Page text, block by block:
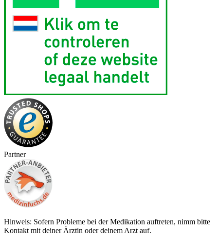
Partner
Hinweis: Sofern Probleme bei der Medikation auftreten, nimm bitte
Kontakt mit deiner Ärztin oder deinem Arzt auf.